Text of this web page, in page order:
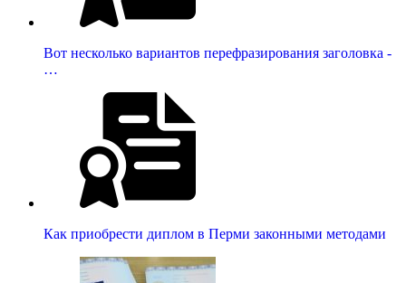
Вот несколько вариантов перефразирования заголовка -
…
Как приобрести диплом в Перми законными методами